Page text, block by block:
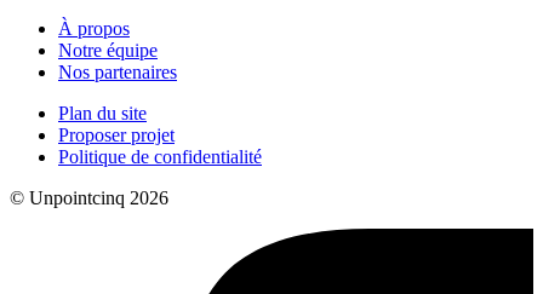
À propos
Notre équipe
Nos partenaires
Plan du site
Proposer projet
Politique de confidentialité
© Unpointcinq 2026